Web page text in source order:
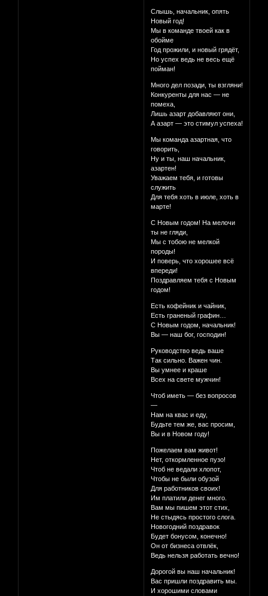
Слышь, начальник, опять
Новый год!
Мы в команде твоей как в
обойме
Год прожили, и новый грядёт,
Но успех ведь не весь ещё
пойман!
Много дел позади, ты взгляни!
Конкуренты для нас — не
помеха,
Лишь азарт добавляют они,
А азарт — это стимул успеха!
Мы команда азартная, что
говорить,
Ну и ты, наш начальник,
азартен!
Уважаем тебя, и готовы
служить
Для тебя хоть в июле, хоть в
марте!
С Новым годом! На мелочи
ты не гляди,
Мы с тобою не мелкой
породы!
И поверь, что хорошее всё
впереди!
Поздравляем тебя с Новым
годом!
Есть кофейник и чайник,
Есть граненый графин…
С Новым годом, начальник!
Вы — наш бог, господин!
Руководство ведь ваше
Так сильно. Важен чин.
Вы умнее и краше
Всех на свете мужчин!
Чтоб иметь — без вопросов
—
Нам на квас и еду,
Будьте тем же, вас просим,
Вы и в Новом году!
Пожелаем вам живот!
Нет, откормленное пузо!
Чтоб не ведали хлопот,
Чтобы не были обузой
Для работников своих!
Им платили денег много.
Вам мы пишем этот стих,
Не стыдясь простого слога.
Новогодний поздравок
Будет бонусом, конечно!
Он от бизнеса отвлёк,
Ведь нельзя работать вечно!
Дорогой вы наш начальник!
Вас пришли поздравить мы.
И хорошими словами